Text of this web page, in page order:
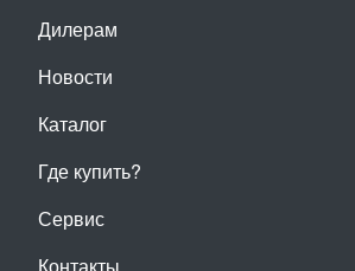
Дилерам
Новости
Каталог
Где купить?
Сервис